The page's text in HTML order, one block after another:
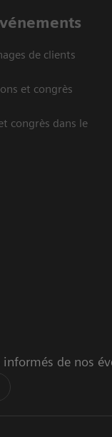
de clients
et congrès
congrès dans le
informés de nos